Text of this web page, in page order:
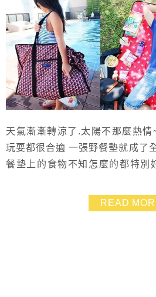
天氣漸漸轉涼了.太陽不那麼熱
玩耍都很合適 一張野餐墊就成了
餐墊上的食物不知怎麼的都特別
人背一個後背包 讓小孩自己學
東西.也是成長的一步 除了背包
READ